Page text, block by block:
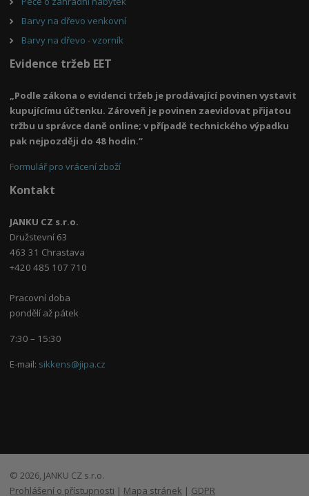
Barvy na dřevo venkovní
Barvy na dřevo - vzorník
Evidence tržeb EET
„Podle zákona o evidenci tržeb je prodávající povinen vystavit
kupujícímu účtenku. Zároveň je povinen zaevidovat přijatou
tržbu u správce daně online; v případě technického výpadku
pak nejpozději do 48 hodin.“
Formulář pro vrácení zboží
Kontakt
JANKU CZ s.r.o.
Družstevní 63
463 31 Chrastava
+420 485 107 710
Pracovní doba
pondělí až pátek
7:30 – 15:30
E-mail: sikkens@jipa.cz
© 2026, JANKU CZ s.r.o.
Prohlášení o přístupnosti | Mapa stránek | GDPR